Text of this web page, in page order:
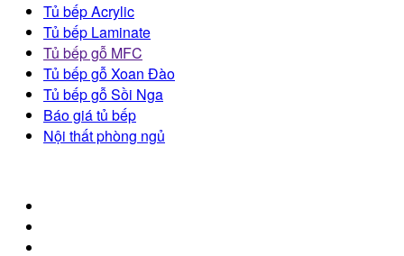
Tủ bếp Acrylic
Tủ bếp Laminate
Tủ bếp gỗ MFC
Tủ bếp gỗ Xoan Đào
Tủ bếp gỗ Sồi Nga
Báo giá tủ bếp
Nội thất phòng ngủ